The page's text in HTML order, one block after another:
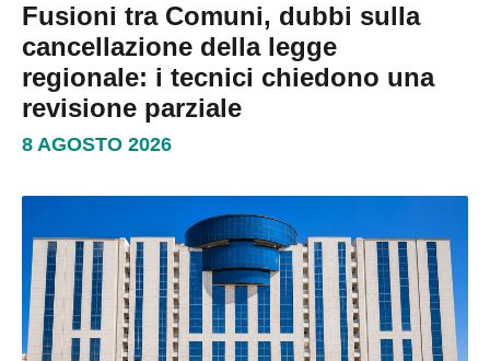
Fusioni tra Comuni, dubbi sulla
cancellazione della legge
regionale: i tecnici chiedono una
revisione parziale
8 AGOSTO 2026